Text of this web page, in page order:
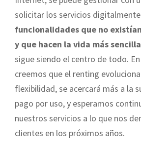
solicitar los servicios
funcionalidades que no
y que hacen la vida más
sigue siendo el centro de todo.
creemos que el renting
flexibilidad, se acercará más a la
pago por uso, y esperamos
nuestros servicios a lo que nos
clientes en los próximos años.